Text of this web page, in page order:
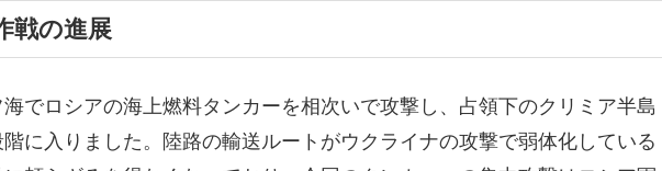
戦の進展
でロシアの海上燃料タンカーを相次いで攻撃し、占領下のクリミア半島
に入りました。陸路の輸送ルートがウクライナの攻撃で弱体化している